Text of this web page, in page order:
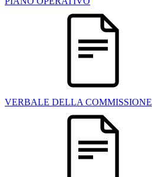
VERBALE DELLA COMMISSIONE